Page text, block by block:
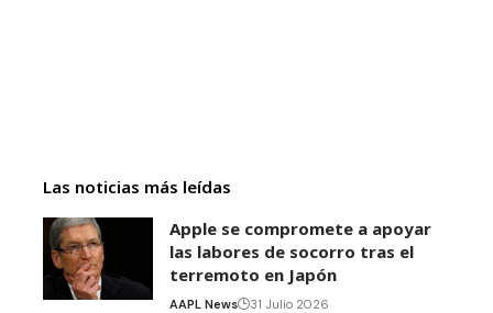
Las noticias más leídas
Apple se compromete a apoyar
las labores de socorro tras el
terremoto en Japón
AAPL News 31 Julio 2026